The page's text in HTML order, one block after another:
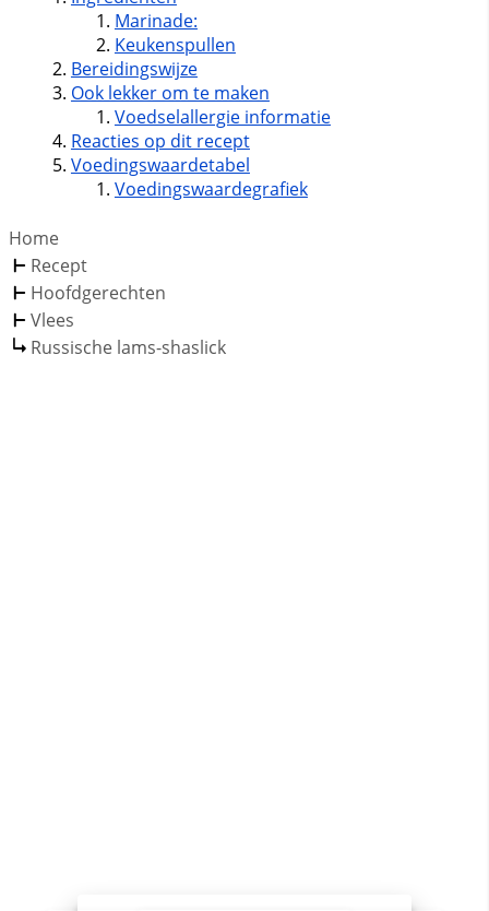
Marinade:
Keukenspullen
Bereidingswijze
Ook lekker om te maken
Voedselallergie informatie
Reacties op dit recept
Voedingswaardetabel
Voedingswaardegrafiek
Home
Recept
Hoofdgerechten
Vlees
Russische lams-shaslick